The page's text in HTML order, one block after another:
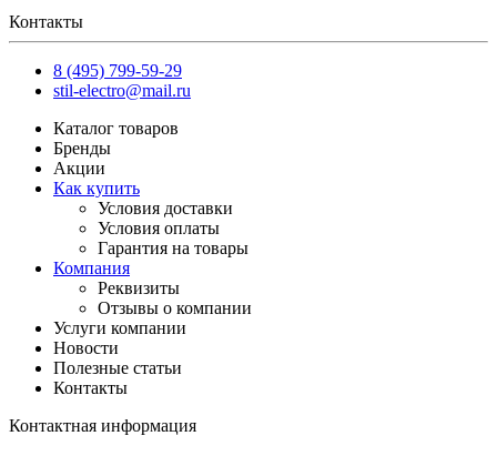
Контакты
8 (495) 799-59-29
stil-electro@mail.ru
Каталог товаров
Бренды
Акции
Как купить
Условия доставки
Условия оплаты
Гарантия на товары
Компания
Реквизиты
Отзывы о компании
Услуги компании
Новости
Полезные статьи
Контакты
Контактная информация